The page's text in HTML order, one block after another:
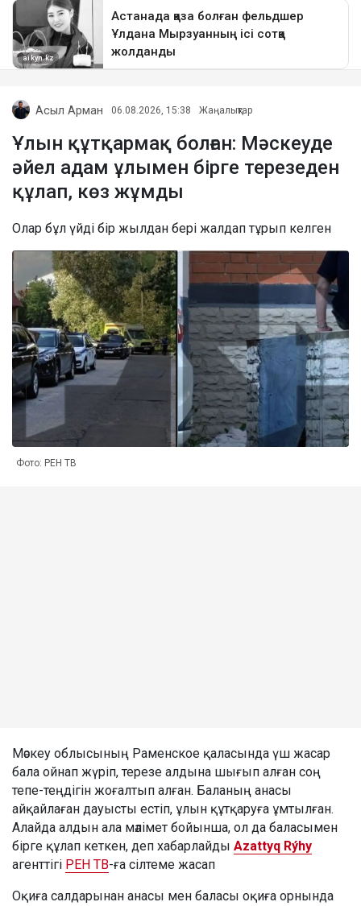
Асыл Арман 06.08.2026, 15:38 Жаңалықтар
Ұлын құтқармақ болған: Мәскеуде
әйел адам ұлымен бірге терезеден
құлап, көз жұмды
Олар бұл үйді бір жылдан бері жалдап тұрып келген
Фото: РЕН ТВ
Мәскеу облысының Раменское қаласында үш жасар
бала ойнап жүріп, терезе алдына шығып алған соң
тепе-теңдігін жоғалтып алған. Баланың анасы
айқайлаған дауысты естіп, ұлын құтқаруға ұмтылған.
Алайда алдын ала мәлімет бойынша, ол да баласымен
бірге құлап кеткен, деп хабарлайды Azattyq Rýhy
агенттігі РЕН ТВ-ға сілтеме жасап
Оқиға салдарынан анасы мен баласы оқиға орнында